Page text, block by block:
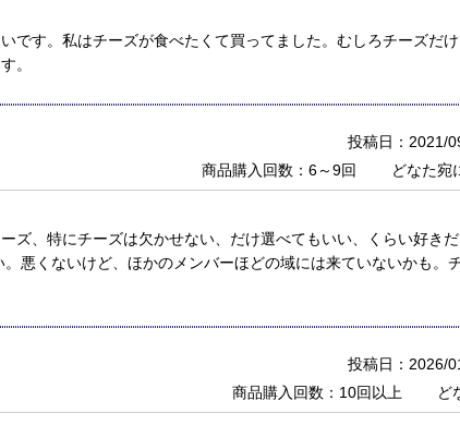
です。私はチーズが食べたくて買ってました。むしろチーズだ
。
投稿日：2021/
商品購入回数：6～9回
どなた宛
ズ、特にチーズは欠かせない、だけ選べてもいい、くらい好き
悪くないけど、ほかのメンバーほどの域には来ていないかも。
投稿日：2026/
商品購入回数：10回以上
ど